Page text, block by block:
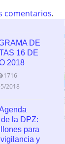
comentarios.
DE
16 DE
2018
1716
2018
la DPZ:
para
y